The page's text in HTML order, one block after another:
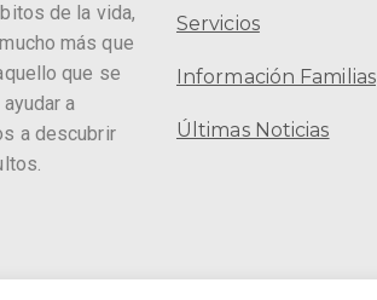
de la vida,
más que
que se
a
a descubrir
Servicios
Información Familias
Últimas Noticias